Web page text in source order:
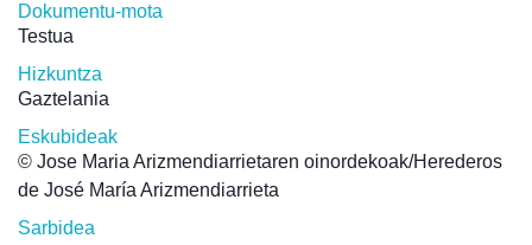
Dokumentu-mota
Testua
Hizkuntza
Gaztelania
Eskubideak
© Jose Maria Arizmendiarrietaren oinordekoak/Herederos
de José María Arizmendiarrieta
Sarbidea